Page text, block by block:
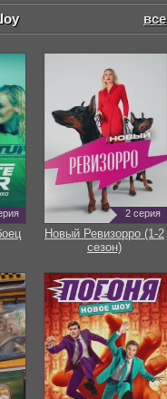
все
2 серия
Новый Ревизорро (1-2
сезон)